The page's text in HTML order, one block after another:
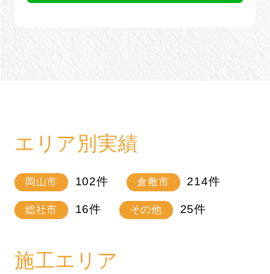
エリア別実績
岡山市 102件 倉敷市 214件
総社市 16件 その他 25件
施工エリア